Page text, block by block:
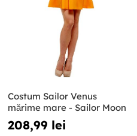
Costum Sailor Venus
mărime mare - Sailor Moon
208,99 lei